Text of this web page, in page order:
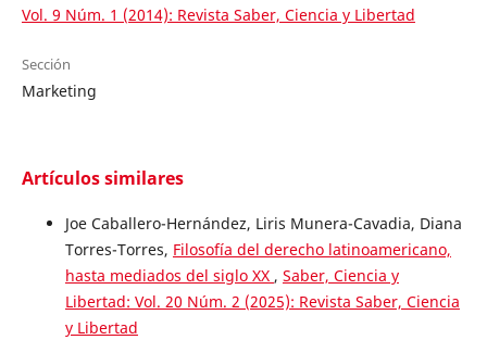
Vol. 9 Núm. 1 (2014): Revista Saber, Ciencia y Libertad
Sección
Marketing
Artículos similares
Joe Caballero-Hernández, Liris Munera-Cavadia, Diana
Torres-Torres, Filosofía del derecho latinoamericano,
hasta mediados del siglo XX , Saber, Ciencia y
Libertad: Vol. 20 Núm. 2 (2025): Revista Saber, Ciencia
y Libertad